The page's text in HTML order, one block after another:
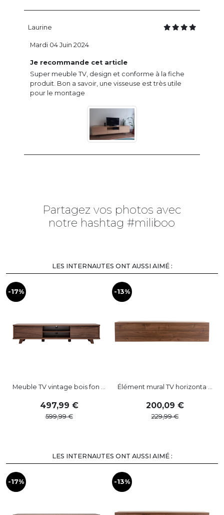
Laurine
Je recommande cet article
Super meuble TV, design et conforme à la fiche
produit. Bon a savoir, une visseuse est très utile
pour le montage
Mardi 04 Juin 2024
Partagez vos photos avec
notre hashtag #miliboo
LES INTERNAUTES ONT AUSSI AIMÉ :
-17%
Meuble TV vintage bois fon ...
497,99
599,99
-13%
Élément mural TV horizonta ...
200,09
229,99
LES INTERNAUTES ONT AUSSI AIMÉ :
-17% -13%